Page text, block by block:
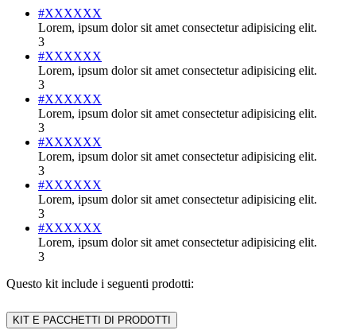
#XXXXXX
Lorem, ipsum dolor sit amet consectetur adipisicing elit.
3
#XXXXXX
Lorem, ipsum dolor sit amet consectetur adipisicing elit.
3
#XXXXXX
Lorem, ipsum dolor sit amet consectetur adipisicing elit.
3
#XXXXXX
Lorem, ipsum dolor sit amet consectetur adipisicing elit.
3
#XXXXXX
Lorem, ipsum dolor sit amet consectetur adipisicing elit.
3
#XXXXXX
Lorem, ipsum dolor sit amet consectetur adipisicing elit.
3
Questo kit include i seguenti prodotti:
KIT E PACCHETTI DI PRODOTTI